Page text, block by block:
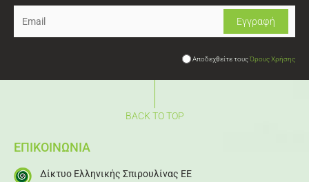
Αποδεχθείτε τουςΌρους Χρήσης
BACK TO TOP
ΕΠΙΚΟΙΝΩΝΙΑ
Δίκτυο Ελληνικής Σπιρουλίνας ΕΕ